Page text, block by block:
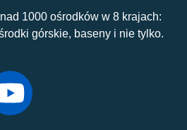
1000 ośrodków w 8 krajach:
górskie, baseny i nie tylko.